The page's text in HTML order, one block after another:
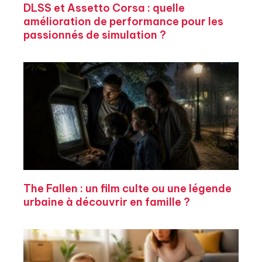
DLSS et Assetto Corsa : quelle
amélioration de performance pour les
passionnés de simulation ?
The Fallen : un film culte ou une légende
urbaine à découvrir en famille ?